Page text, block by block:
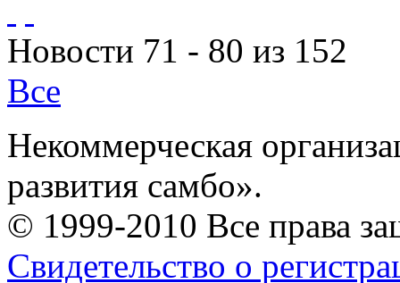
Новости 71 - 80 из 152
Все
Некоммерческая
развития самбо».
© 1999-2010 Все права
Свидетельство о